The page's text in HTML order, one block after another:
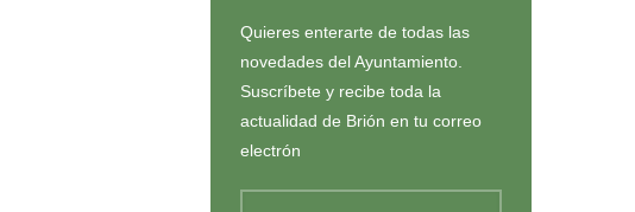
Quieres enterarte de todas las
novedades del Ayuntamiento.
Suscríbete y recibe toda la
actualidad de Brión en tu correo
electrón